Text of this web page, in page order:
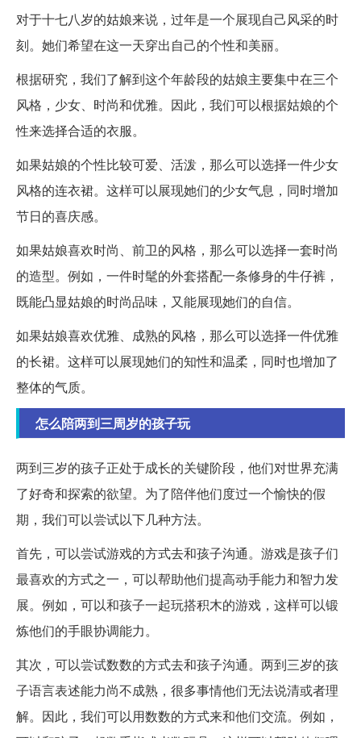
对于十七八岁的姑娘来说，过年是一个展现自己风采的时
刻。她们希望在这一天穿出自己的个性和美丽。
根据研究，我们了解到这个年龄段的姑娘主要集中在三个
风格，少女、时尚和优雅。因此，我们可以根据姑娘的个
性来选择合适的衣服。
如果姑娘的个性比较可爱、活泼，那么可以选择一件少女
风格的连衣裙。这样可以展现她们的少女气息，同时增加
节日的喜庆感。
如果姑娘喜欢时尚、前卫的风格，那么可以选择一套时尚
的造型。例如，一件时髦的外套搭配一条修身的牛仔裤，
既能凸显姑娘的时尚品味，又能展现她们的自信。
如果姑娘喜欢优雅、成熟的风格，那么可以选择一件优雅
的长裙。这样可以展现她们的知性和温柔，同时也增加了
整体的气质。
怎么陪两到三周岁的孩子玩
两到三岁的孩子正处于成长的关键阶段，他们对世界充满
了好奇和探索的欲望。为了陪伴他们度过一个愉快的假
期，我们可以尝试以下几种方法。
首先，可以尝试游戏的方式去和孩子沟通。游戏是孩子们
最喜欢的方式之一，可以帮助他们提高动手能力和智力发
展。例如，可以和孩子一起玩搭积木的游戏，这样可以锻
炼他们的手眼协调能力。
其次，可以尝试数数的方式去和孩子沟通。两到三岁的孩
子语言表述能力尚不成熟，很多事情他们无法说清或者理
解。因此，我们可以用数数的方式来和他们交流。例如，